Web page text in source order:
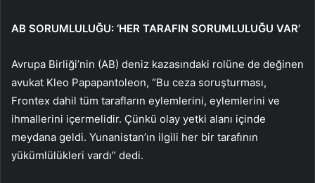
AB SORUMLULUĞU: ‘HER TARAFIN SORUMLULUĞU VAR’
Avrupa Birliği’nin (AB) deniz kazasındaki rolüne de değinen
avukat Kleo Papapantoleon, “Bu ceza soruşturması,
Frontex dahil tüm tarafların eylemlerini, eylemlerini ve
ihmallerini içermelidir. Çünkü olay yetki alanı içinde
meydana geldi. Yunanistan’ın ilgili her bir tarafının
yükümlülükleri vardı” dedi.